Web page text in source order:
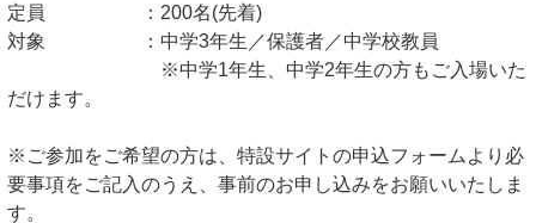
定員 ：200名(先着)
対象 ：中学3年生／保護者／中学校教員
※中学1年生、中学2年生の方もご入場いた
だけます。
※ご参加をご希望の方は、特設サイトの申込フォームより必
要事項をご記入のうえ、事前のお申し込みをお願いいたしま
す。